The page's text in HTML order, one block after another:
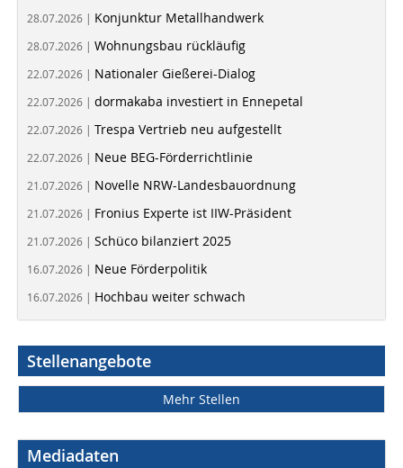
28.07.2026 | Konjunktur Metallhandwerk
28.07.2026 | Wohnungsbau rückläufig
22.07.2026 | Nationaler Gießerei-Dialog
22.07.2026 | dormakaba investiert in Ennepetal
22.07.2026 | Trespa Vertrieb neu aufgestellt
22.07.2026 | Neue BEG-Förderrichtlinie
21.07.2026 | Novelle NRW-Landesbauordnung
21.07.2026 | Fronius Experte ist IIW-Präsident
21.07.2026 | Schüco bilanziert 2025
16.07.2026 | Neue Förderpolitik
16.07.2026 | Hochbau weiter schwach
Stellenangebote
Mehr Stellen
Mediadaten